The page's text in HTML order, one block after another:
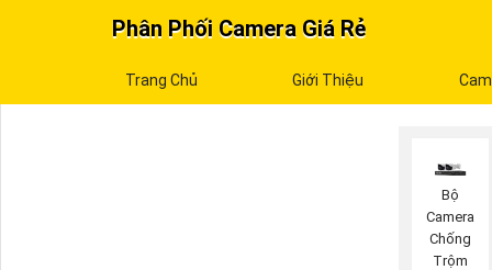
Phân Phối Camera Giá Rẻ
Trang Chủ Giới Thiệu
Bộ
Camera
Chống
Trộm